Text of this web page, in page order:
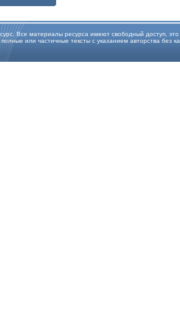
Все материалы ресурса имеют свободный доступ, это
или частичные тексты с указанием авторства без